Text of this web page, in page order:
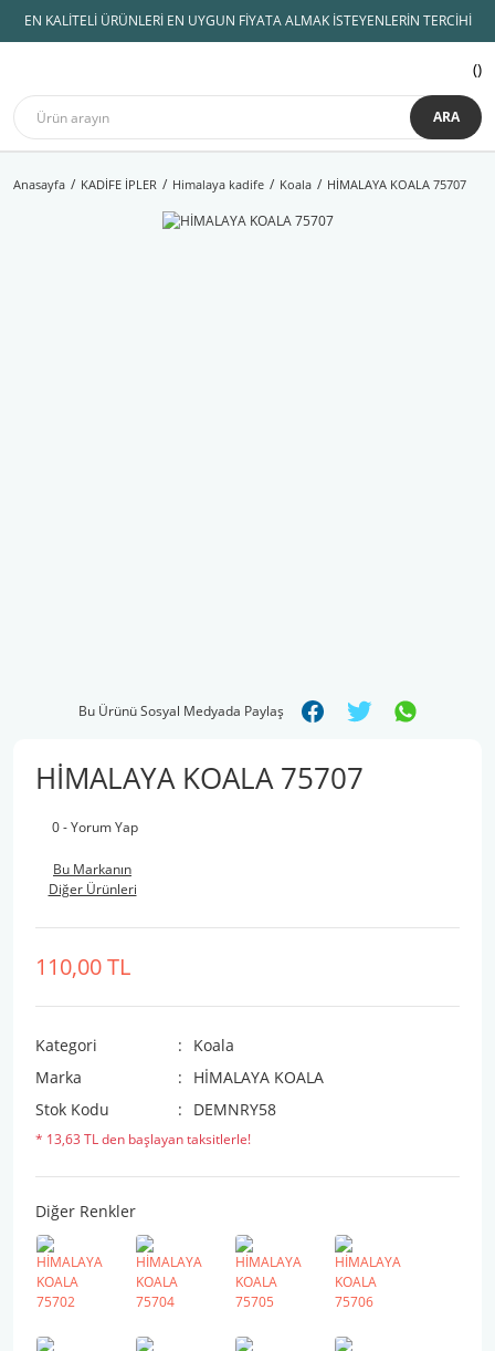
EN KALİTELİ ÜRÜNLERİ EN UYGUN FİYATA ALMAK İSTEYENLERİN TERCİHİ
ARA
Anasayfa KADİFE İPLER Himalaya kadife Koala HİMALAYA KOALA 75707
Bu Ürünü Sosyal Medyada Paylaş
HİMALAYA KOALA 75707
0 - Yorum Yap
Bu Markanın
Diğer Ürünleri
110,00 TL
Kategori
Koala
Marka
HİMALAYA KOALA
Stok Kodu
DEMNRY58
* 13,63 TL den başlayan taksitlerle!
Diğer Renkler